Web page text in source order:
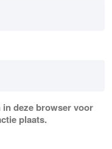
in deze browser voor
plaats.